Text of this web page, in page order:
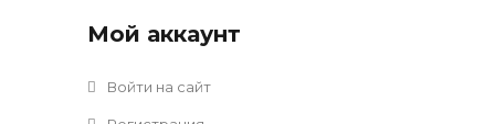
Мой аккаунт
Войти на сайт